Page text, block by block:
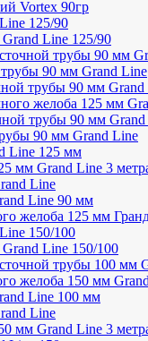
Vortex 90гр
125/90
Line 125/90
трубы 90 мм
90 мм Grand Line
трубы 90 мм
желоба 125 мм
трубы 90 мм
90 мм Grand Line
Line 125 мм
мм Grand Line 3
Line
Line 90 мм
желоба 125 мм
150/100
Line 150/100
трубы 100 мм
желоба 150 мм
Line 100 мм
Line
мм Grand Line 3